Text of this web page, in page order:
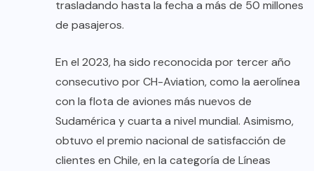
trasladando hasta la fecha a más de 50 millones
de pasajeros.
En el 2023, ha sido reconocida por tercer año
consecutivo por CH-Aviation, como la aerolínea
con la flota de aviones más nuevos de
Sudamérica y cuarta a nivel mundial. Asimismo,
obtuvo el premio nacional de satisfacción de
clientes en Chile, en la categoría de Líneas